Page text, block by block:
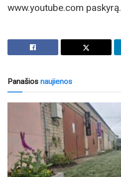
www.youtube.com paskyrą.
Panašios naujienos